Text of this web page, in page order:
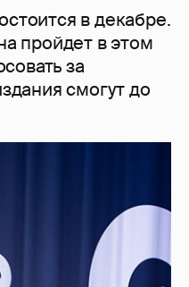
в декабре.
пройдет в этом
за
смогут до